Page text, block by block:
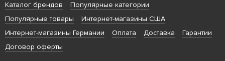
Каталог брендов
Популярные категории
Популярные товары
Интернет-магазины США
Интернет-магазины Германии
Оплата Доставка
Гарантии
Договор оферты